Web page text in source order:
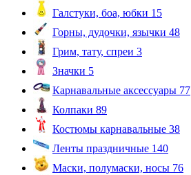
Галстуки, боа, юбки 15
Горны, дудочки, язычки 48
Грим, тату, спреи 3
Значки 5
Карнавальные аксессуары 77
Колпаки 89
Костюмы карнавальные 38
Ленты праздничные 140
Маски, полумаски, носы 76